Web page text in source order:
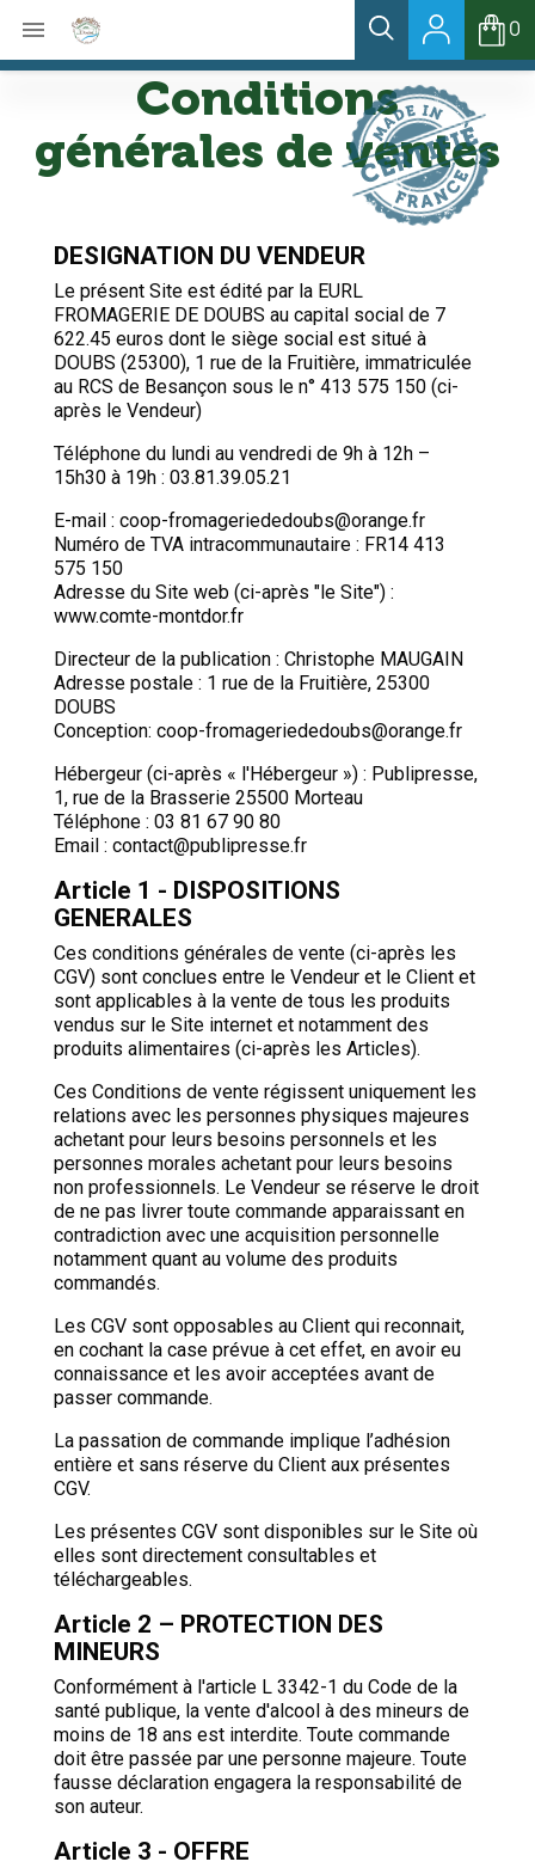
 0
Conditions
générales de ventes
DESIGNATION DU VENDEUR
Le présent Site est édité par la EURL
FROMAGERIE DE DOUBS au capital social de 7
622.45 euros dont le siège social est situé à
DOUBS (25300), 1 rue de la Fruitière, immatriculée
au RCS de Besançon sous le n° 413 575 150 (ci-
après le Vendeur)
Téléphone du lundi au vendredi de 9h à 12h –
15h30 à 19h : 03.81.39.05.21
E-mail : coop-fromageriededoubs@orange.fr
Numéro de TVA intracommunautaire : FR14 413
575 150
Adresse du Site web (ci-après "le Site") :
www.comte-montdor.fr
Directeur de la publication : Christophe MAUGAIN
Adresse postale : 1 rue de la Fruitière, 25300
DOUBS
Conception: coop-fromageriededoubs@orange.fr
Hébergeur (ci-après « l'Hébergeur ») : Publipresse,
1, rue de la Brasserie 25500 Morteau
Téléphone : 03 81 67 90 80
Email : contact@publipresse.fr
Article 1 - DISPOSITIONS
GENERALES
Ces conditions générales de vente (ci-après les
CGV) sont conclues entre le Vendeur et le Client et
sont applicables à la vente de tous les produits
vendus sur le Site internet et notamment des
produits alimentaires (ci-après les Articles).
Ces Conditions de vente régissent uniquement les
relations avec les personnes physiques majeures
achetant pour leurs besoins personnels et les
personnes morales achetant pour leurs besoins
non professionnels. Le Vendeur se réserve le droit
de ne pas livrer toute commande apparaissant en
contradiction avec une acquisition personnelle
notamment quant au volume des produits
commandés.
Les CGV sont opposables au Client qui reconnait,
en cochant la case prévue à cet effet, en avoir eu
connaissance et les avoir acceptées avant de
passer commande.
La passation de commande implique l’adhésion
entière et sans réserve du Client aux présentes
CGV.
Les présentes CGV sont disponibles sur le Site où
elles sont directement consultables et
téléchargeables.
Article 2 – PROTECTION DES
MINEURS
Conformément à l'article L 3342-1 du Code de la
santé publique, la vente d'alcool à des mineurs de
moins de 18 ans est interdite. Toute commande
doit être passée par une personne majeure. Toute
fausse déclaration engagera la responsabilité de
son auteur.
Article 3 - OFFRE